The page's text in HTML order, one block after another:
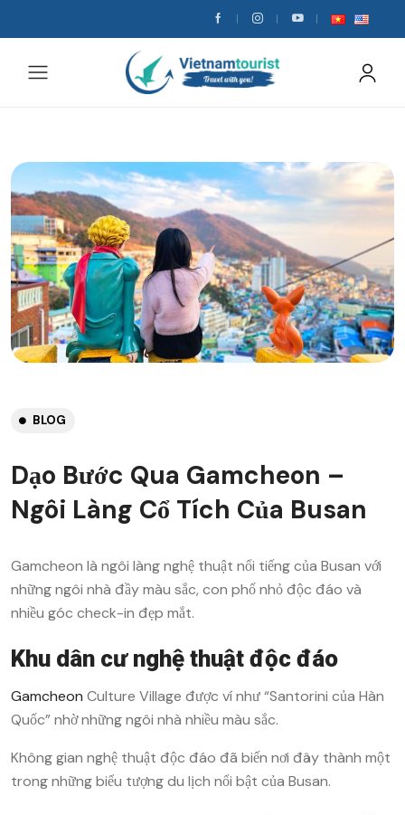
BLOG
Dạo Bước Qua Gamcheon –
Ngôi Làng Cổ Tích Của Busan
Gamcheon là ngôi làng nghệ thuật nổi tiếng của Busan với
những ngôi nhà đầy màu sắc, con phố nhỏ độc đáo và
nhiều góc check-in đẹp mắt.
Khu dân cư nghệ thuật độc đáo
Gamcheon Culture Village được ví như “Santorini của Hàn
Quốc” nhờ những ngôi nhà nhiều màu sắc.
Không gian nghệ thuật độc đáo đã biến nơi đây thành một
trong những biểu tượng du lịch nổi bật của Busan.